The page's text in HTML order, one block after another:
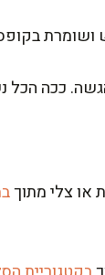
ושומרת
ככה הכל
או צלי מתוך